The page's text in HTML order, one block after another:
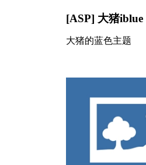
[ASP] 大猪iblue
大猪的蓝色主题